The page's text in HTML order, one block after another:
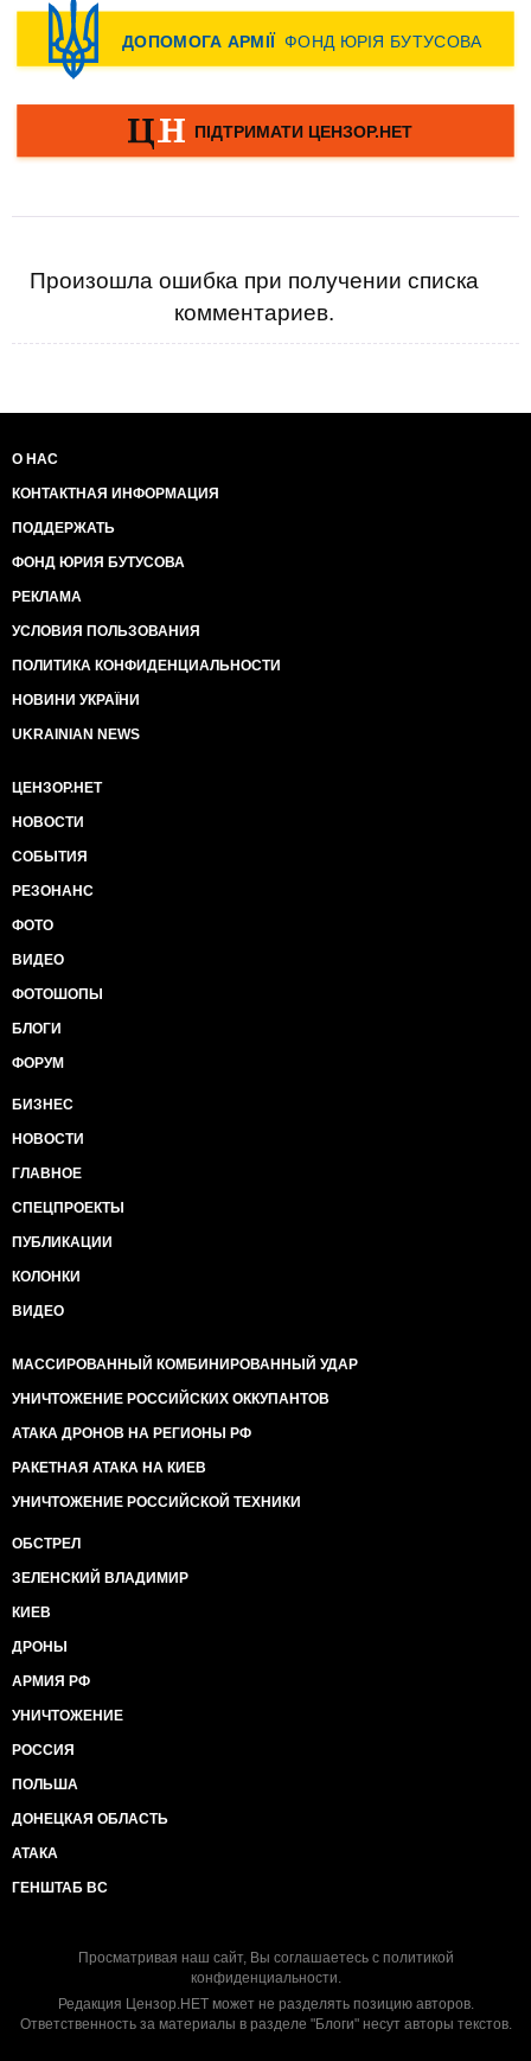
Произошла ошибка при получении списка
комментариев.
О НАС
КОНТАКТНАЯ ИНФОРМАЦИЯ
ПОДДЕРЖАТЬ
ФОНД ЮРИЯ БУТУСОВА
РЕКЛАМА
УСЛОВИЯ ПОЛЬЗОВАНИЯ
ПОЛИТИКА КОНФИДЕНЦИАЛЬНОСТИ
НОВИНИ УКРАЇНИ
UKRAINIAN NEWS
ЦЕНЗОР.НЕТ
НОВОСТИ
СОБЫТИЯ
РЕЗОНАНС
ФОТО
ВИДЕО
ФОТОШОПЫ
БЛОГИ
ФОРУМ
БИЗНЕС
НОВОСТИ
ГЛАВНОЕ
СПЕЦПРОЕКТЫ
ПУБЛИКАЦИИ
КОЛОНКИ
ВИДЕО
МАССИРОВАННЫЙ КОМБИНИРОВАННЫЙ УДАР
УНИЧТОЖЕНИЕ РОССИЙСКИХ ОККУПАНТОВ
АТАКА ДРОНОВ НА РЕГИОНЫ РФ
РАКЕТНАЯ АТАКА НА КИЕВ
УНИЧТОЖЕНИЕ РОССИЙСКОЙ ТЕХНИКИ
ОБСТРЕЛ
ЗЕЛЕНСКИЙ ВЛАДИМИР
КИЕВ
ДРОНЫ
АРМИЯ РФ
УНИЧТОЖЕНИЕ
РОССИЯ
ПОЛЬША
ДОНЕЦКАЯ ОБЛАСТЬ
АТАКА
ГЕНШТАБ ВС
Просматривая наш сайт, Вы соглашаетесь с политикой
конфиденциальности.
Редакция Цензор.НЕТ может не разделять позицию авторов.
Ответственность за материалы в разделе "Блоги" несут авторы текстов.